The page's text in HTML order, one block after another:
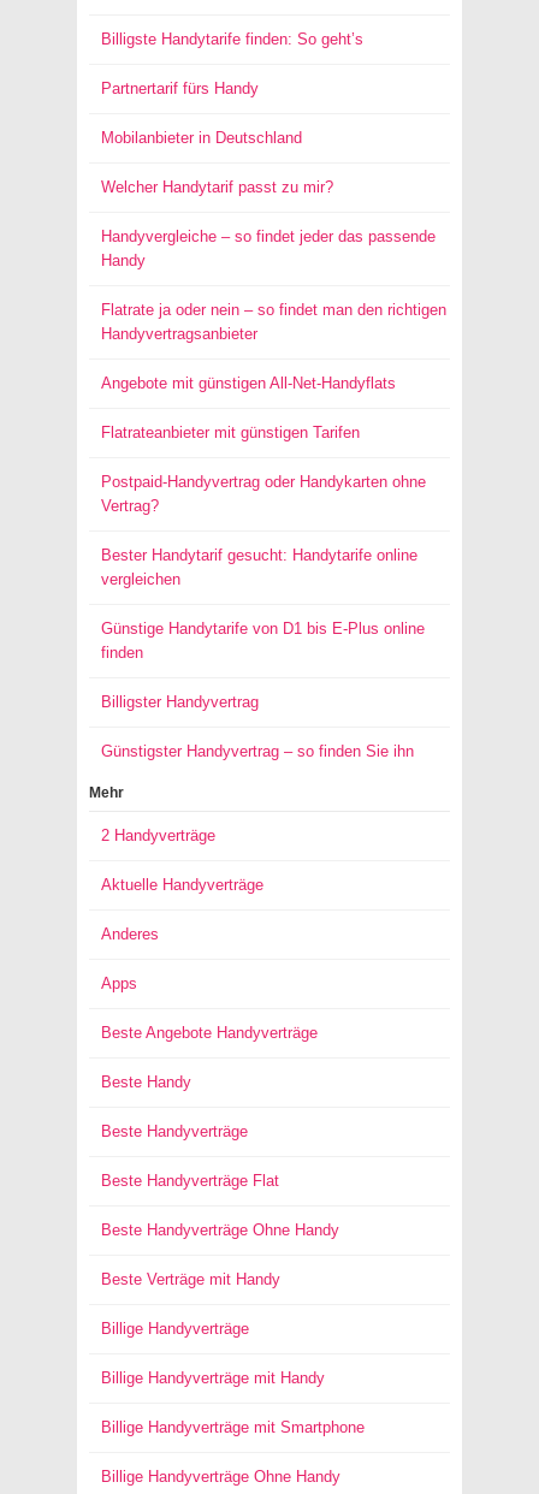
Billigste Handytarife finden: So geht’s
Partnertarif fürs Handy
Mobilanbieter in Deutschland
Welcher Handytarif passt zu mir?
Handyvergleiche – so findet jeder das passende
Handy
Flatrate ja oder nein – so findet man den richtigen
Handyvertragsanbieter
Angebote mit günstigen All-Net-Handyflats
Flatrateanbieter mit günstigen Tarifen
Postpaid-Handyvertrag oder Handykarten ohne
Vertrag?
Bester Handytarif gesucht: Handytarife online
vergleichen
Günstige Handytarife von D1 bis E-Plus online
finden
Billigster Handyvertrag
Günstigster Handyvertrag – so finden Sie ihn
Mehr
2 Handyverträge
Aktuelle Handyverträge
Anderes
Apps
Beste Angebote Handyverträge
Beste Handy
Beste Handyverträge
Beste Handyverträge Flat
Beste Handyverträge Ohne Handy
Beste Verträge mit Handy
Billige Handyverträge
Billige Handyverträge mit Handy
Billige Handyverträge mit Smartphone
Billige Handyverträge Ohne Handy